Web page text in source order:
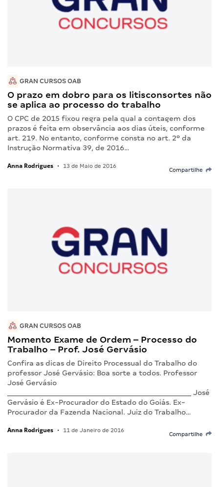
GRAN CURSOS OAB
O prazo em dobro para os litisconsortes não
se aplica ao processo do trabalho
O CPC de 2015 fixou regra pela qual a contagem dos
prazos é feita em observância aos dias úteis, conforme
art. 219. No entanto, conforme consta no art. 2º da
Instrução Normativa 39, de 2016…
Anna Rodrigues • 13 de Maio de 2016
Compartilhe
GRAN CURSOS OAB
Momento Exame de Ordem – Processo do
Trabalho – Prof. José Gervásio
Confira as dicas de Direito Processual do Trabalho do
professor José Gervásio: Boa sorte a todos. Professor
José Gervásio
_______________________________________________ José
Gervásio é Ex-Procurador do Estado do Goiás. Ex-
Procurador da Fazenda Nacional. Juiz do Trabalho…
Anna Rodrigues • 11 de Janeiro de 2016
Compartilhe